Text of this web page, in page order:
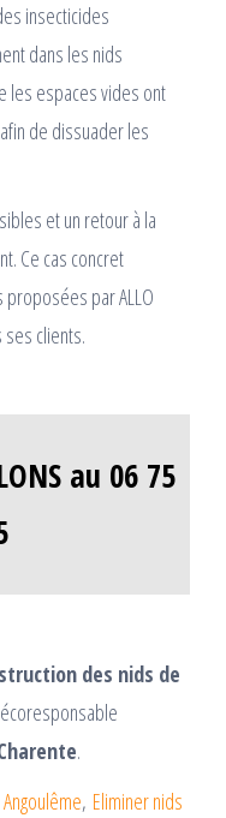
insecticides
dans les nids
les espaces vides ont
de dissuader les
et un retour à la
Ce cas concret
par ALLO
ses clients.
au 06 75
des nids de
.
, Eliminer nids